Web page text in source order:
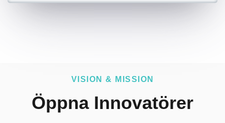
VISION & MISSION
Öppna Innovatörer